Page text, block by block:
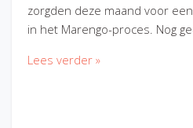
zorgden deze maand voor
in het Marengo-proces. Nog
Lees verder »